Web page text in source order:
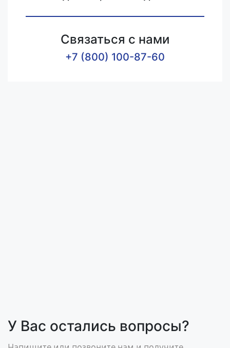
Связаться с нами
+7 (800) 100-87-60
У Вас остались вопросы?